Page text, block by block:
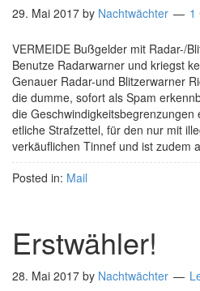
29. Mai 2017 by Nachtwächter 1
VERMEIDE Bußgelder mit Radar-/
Benutze Radarwarner und kriegst
Genauer Radar-und Blitzerwarner
die dumme, sofort als Spam
die
etliche Strafzettel, für den nur mit
verkäuflichen Tinnef und ist zudem
Posted in: Mail
Erstwähler!
28. Mai 2017 by Nachtwächter